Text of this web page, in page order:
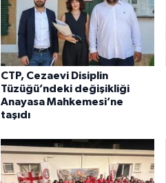
CTP, Cezaevi Disiplin
Tüzüğü’ndeki değişikliği
Anayasa Mahkemesi’ne
taşıdı